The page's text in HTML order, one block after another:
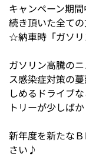
キャンペーン期
続き頂いた全ての
☆納車時「ガソリ
ガソリン高騰の
ス感染症対策の
しめるドライブ
トリーが少しば
新年度を新たな
さい♪